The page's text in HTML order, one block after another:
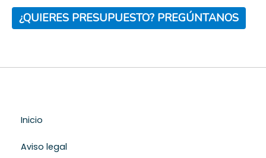
¿QUIERES PRESUPUESTO? PREGÚNTANOS
Inicio
Aviso legal